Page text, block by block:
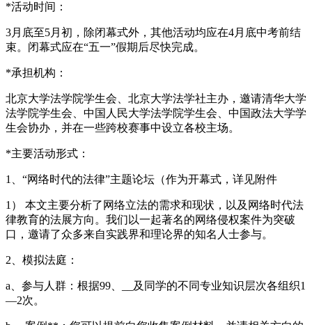
*活动时间：
3月底至5月初，除闭幕式外，其他活动均应在4月底中考前结
束。闭幕式应在“五一”假期后尽快完成。
*承担机构：
北京大学法学院学生会、北京大学法学社主办，邀请清华大学
法学院学生会、中国人民大学法学院学生会、中国政法大学学
生会协办，并在一些跨校赛事中设立各校主场。
*主要活动形式：
1、“网络时代的法律”主题论坛（作为开幕式，详见附件
1） 本文主要分析了网络立法的需求和现状，以及网络时代法
律教育的法展方向。我们以一起著名的网络侵权案件为突破
口，邀请了众多来自实践界和理论界的知名人士参与。
2、模拟法庭：
a、参与人群：根据99、__及同学的不同专业知识层次各组织1
—2次。